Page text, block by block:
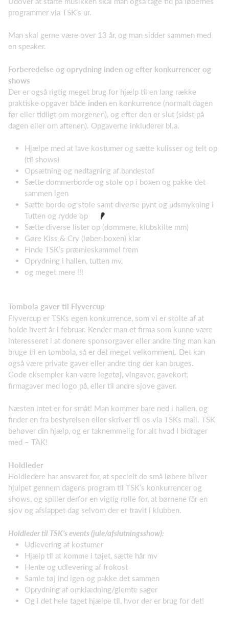
programmer via TSK’s ur.
Man skal gerne være over 13 år, og man sidder sammen med
en speaker.
Forberedelse og oprydning inden og efter konkurrencer og
shows
Der er også rigtig meget brug for hjælp til en lang række
praktiske opgaver både inden en konkurrence (normalt dagen
før eller tidligt om morgenen), og efter den er slut (sidst på
dagen eller om aftenen). Opgaverne inkluderer bl.a.
Hjælpe med at lave kostumer og sætte kulisser og telt op
(til shows)
Opsætning og nedtagning af bandestof
Sætte dommerborde og stole op i boxen og pakke det
sammen igen
Sætte borde og stole samt diverse pynt og udsmykning i
Tutten og rydde op
Sætte diverse lister op (dommere, klubskilte mm)
Gøre Kiss & Cry (løber-boxen) klar
Finde TSK’s præmieskammel frem
Oprydning i hallen, tutten mv.
og meget mere !!!
Tombola gaver til Flyvercup
Flyvercup er TSKs egen konkurrence, som vi er stolte af at
holde hvert år i februar. Kender man et firma som kunne være
interesseret i at donere sponsorgaver eller andre ting man kan
bruge til en tombola, så er det meget velkomment. Det kan
også være private gaver eller andre ting der kan bruges.
Gode eksempler kan være legetøj, vingaver, gavekort,
firmagaver med logo på, eller til andre sjove gaver.
Næsten intet er for småt! Man kommer bare ned i hallen, og
finder en fra bestyrelsen eller skriver til os via TSKs mail. TSK
behøver din hjælp, og er taknemmelig for alt hvad I bidrager
med – TAK!
Holdleder
Holdledere har ansvaret for, at specielt de små løbere bliver
hjulpet gennem dagens program til TSK’s konkurrencer og
shows, og spiller derfor en vigtig rolle for, at børnene får en
sjov og afslappet dag selvom der er travlt i klubben.
Holdleder til TSK’s events (jule/afslutningsshow):
Udlevering af kostumer
Hjælp til at komme i tøjet, sætte hår mv
Hente og udlevering af frokost
Samle tøj ind igen og pakke det sammen
Oprydning af omklædning/glemte sager
Og i det hele taget hjælpe til, hvor der er brug for det!